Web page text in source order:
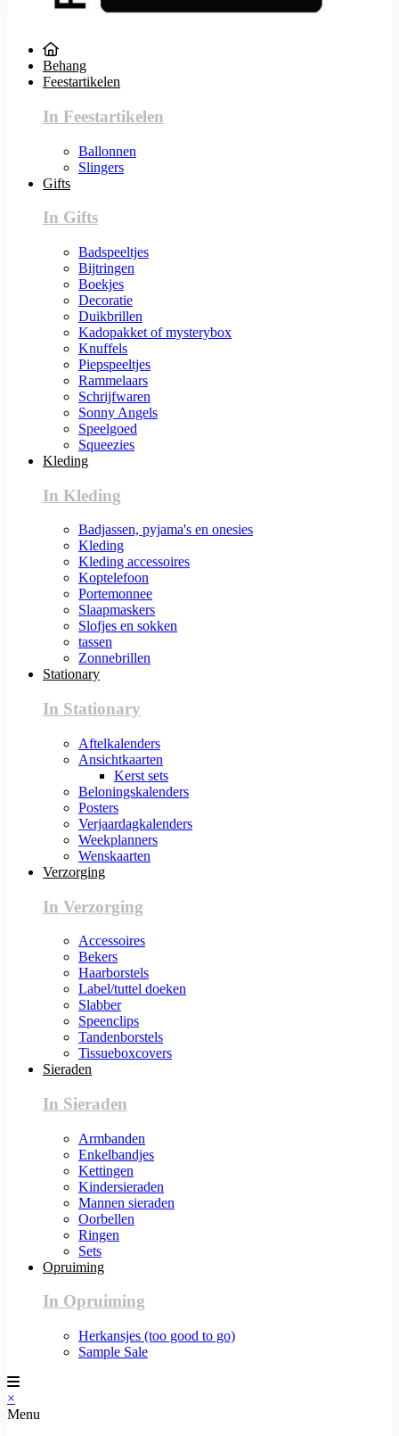
Behang
Feestartikelen
In Feestartikelen
Ballonnen
Slingers
Gifts
In Gifts
Badspeeltjes
Bijtringen
Boekjes
Decoratie
Duikbrillen
Kadopakket of mysterybox
Knuffels
Piepspeeltjes
Rammelaars
Schrijfwaren
Sonny Angels
Speelgoed
Squeezies
Kleding
In Kleding
Badjassen, pyjama's en onesies
Kleding
Kleding accessoires
Koptelefoon
Portemonnee
Slaapmaskers
Slofjes en sokken
tassen
Zonnebrillen
Stationary
In Stationary
Aftelkalenders
Ansichtkaarten
Kerst sets
Beloningskalenders
Posters
Verjaardagkalenders
Weekplanners
Wenskaarten
Verzorging
In Verzorging
Accessoires
Bekers
Haarborstels
Label/tuttel doeken
Slabber
Speenclips
Tandenborstels
Tissueboxcovers
Sieraden
In Sieraden
Armbanden
Enkelbandjes
Kettingen
Kindersieraden
Mannen sieraden
Oorbellen
Ringen
Sets
Opruiming
In Opruiming
Herkansjes (too good to go)
Sample Sale
×
Menu